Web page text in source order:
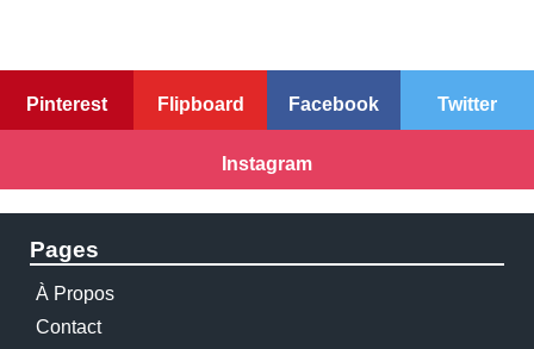
Pinterest Flipboard Facebook Twitter
Instagram
Pages
À Propos
Contact